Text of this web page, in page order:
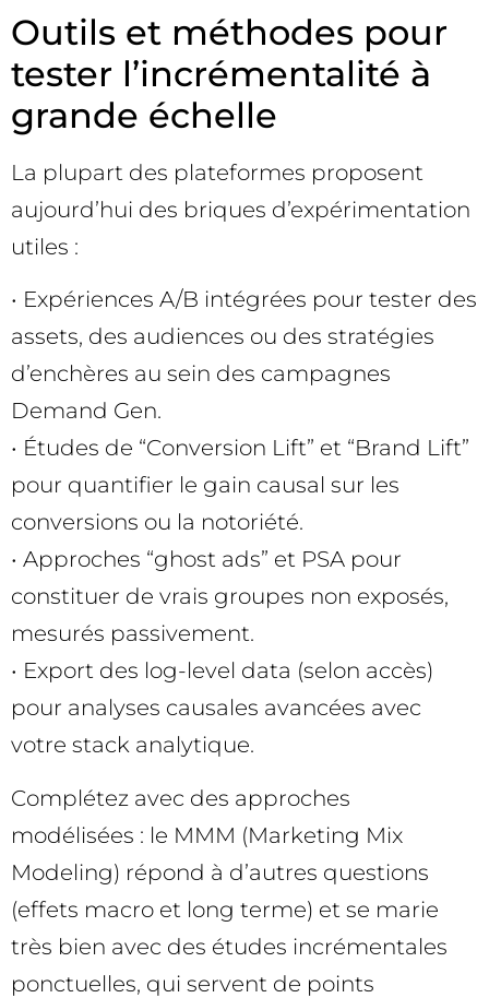
Outils et méthodes pour
tester l’incrémentalité à
grande échelle
La plupart des plateformes proposent
aujourd’hui des briques d’expérimentation
utiles :
• Expériences A/B intégrées pour tester des
assets, des audiences ou des stratégies
d’enchères au sein des campagnes
Demand Gen.
• Études de “Conversion Lift” et “Brand Lift”
pour quantifier le gain causal sur les
conversions ou la notoriété.
• Approches “ghost ads” et PSA pour
constituer de vrais groupes non exposés,
mesurés passivement.
• Export des log-level data (selon accès)
pour analyses causales avancées avec
votre stack analytique.
Complétez avec des approches
modélisées : le MMM (Marketing Mix
Modeling) répond à d’autres questions
(effets macro et long terme) et se marie
très bien avec des études incrémentales
ponctuelles, qui servent de points